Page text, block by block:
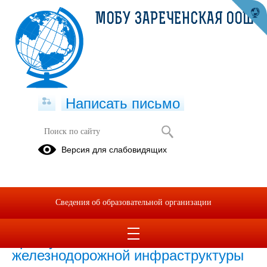
Безопасность на железной дороге
несовершеннолетних в совершение
преступлений на объектах
железнодорожной инфраструктуры
МОБУ ЗАРЕЧЕНСКАЯ ООШ
Написать письмо
Версия для слабовидящих
Сведения об образовательной организации